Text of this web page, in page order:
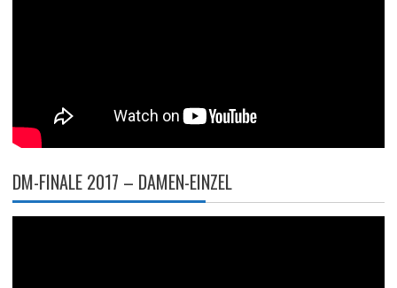
DM-FINALE 2017 – DAMEN-EINZEL